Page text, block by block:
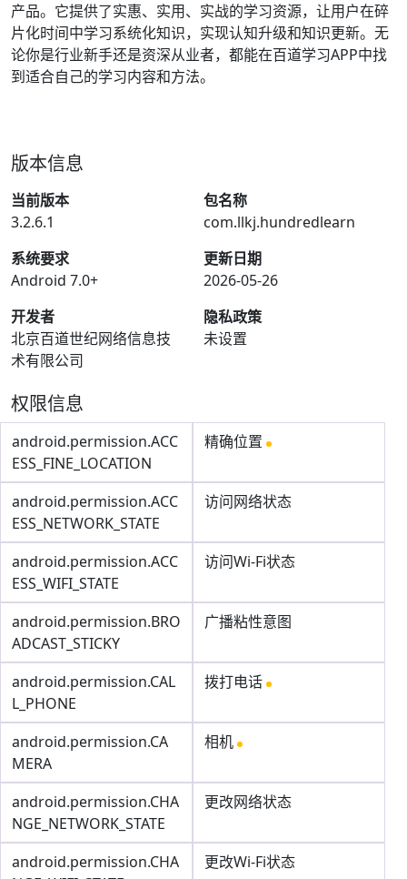
产品。它提供了实惠、实用、实战的学习资源，让用户在碎
片化时间中学习系统化知识，实现认知升级和知识更新。无
论你是行业新手还是资深从业者，都能在百道学习APP中找
到适合自己的学习内容和方法。
版本信息
当前版本
3.2.6.1
包名称
com.llkj.hundredlearn
系统要求
Android 7.0+
更新日期
2026-05-26
开发者
北京百道世纪网络信息技
术有限公司
隐私政策
未设置
权限信息
android.permission.ACC
ESS_FINE_LOCATION
精确位置
android.permission.ACC
ESS_NETWORK_STATE
访问网络状态
android.permission.ACC
ESS_WIFI_STATE
访问Wi-Fi状态
android.permission.BRO
ADCAST_STICKY
广播粘性意图
android.permission.CAL
L_PHONE
拨打电话
android.permission.CA
MERA
相机
android.permission.CHA
NGE_NETWORK_STATE
更改网络状态
android.permission.CHA
更改Wi-Fi状态